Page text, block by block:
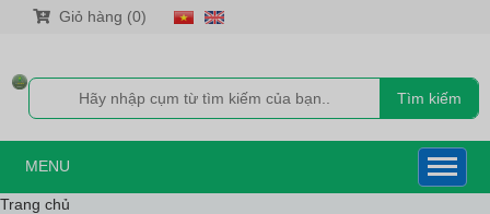
Giỏ hàng (0)
Tìm kiếm
MENU
Trang chủ